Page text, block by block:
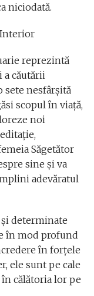
niciodată.
reprezintă
căutării
sete nesfârșită
scopul în viață,
noi
Săgetător
sine și va
adevăratul
determinate
în mod profund
în forțele
ele sunt pe cale
călătoria lor pe